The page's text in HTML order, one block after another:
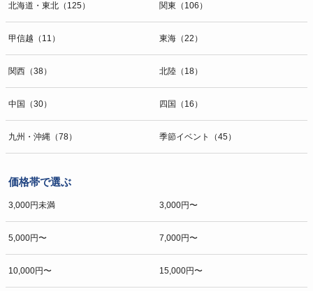
北海道・東北（125） 関東（106）
甲信越（11） 東海（22）
関西（38） 北陸（18）
中国（30） 四国（16）
九州・沖縄（78） 季節イベント（45）
価格帯で選ぶ
3,000円未満 3,000円〜
5,000円〜 7,000円〜
10,000円〜 15,000円〜